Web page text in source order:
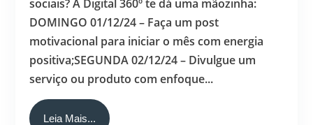
sociais? A Digital 360º te dá uma mãozinha:
DOMINGO 01/12/24 – Faça um post
motivacional para iniciar o mês com energia
positiva;SEGUNDA 02/12/24 – Divulgue um
serviço ou produto com enfoque...
Leia Mais...